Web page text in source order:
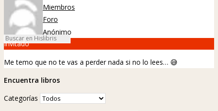
Miembros
Foro
Anónimo
Invitado
Me temo que no te vas a perder nada si no lo lees… 😅
Encuentra libros
Categorías